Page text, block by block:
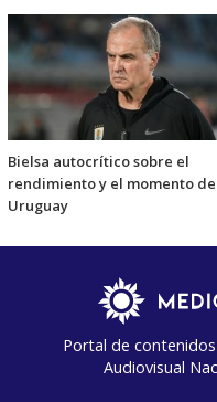
Bielsa autocrítico sobre el
rendimiento y el momento de
Uruguay
Portal de
Audiovisual